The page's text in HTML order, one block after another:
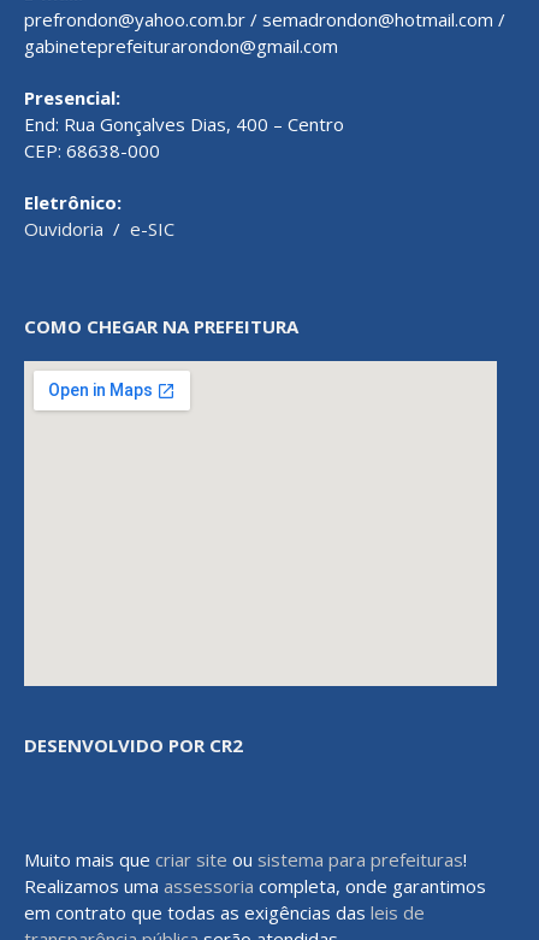
prefrondon@yahoo.com.br / semadrondon@hotmail.com /
gabineteprefeiturarondon@gmail.com
Presencial:
End: Rua Gonçalves Dias, 400 – Centro
CEP: 68638-000
Eletrônico:
Ouvidoria / e-SIC
COMO CHEGAR NA PREFEITURA
DESENVOLVIDO POR CR2
Muito mais que criar site ou sistema para prefeituras!
Realizamos uma assessoria completa, onde garantimos
em contrato que todas as exigências das leis de